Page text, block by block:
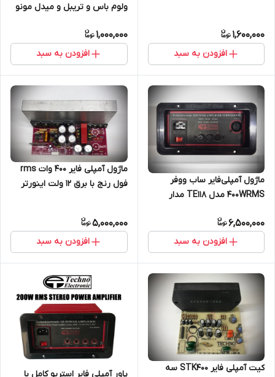
1,600,000
افزودن به سبد
ولوم باس و تریبل و میدل مونو
1,000,000
افزودن به سبد
ماژول آمپلی‌فایر ساب ووفر
400WRMS مدل TE118 مدار
6,500,000
افزودن به سبد
ماژول آمپلی فایر ۴۰۰ وات rms
فول رنج با برق ۱۲ ولت اینورتر
5,000,000
افزودن به سبد
کیت آمپلی فایر STK400 سه
پاور آمپلی فایر استریو کامل با